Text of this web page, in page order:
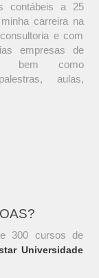
contábeis a 25
carreira na
e com
empresas de
bem como
aulas,
300 cursos de
Universidade